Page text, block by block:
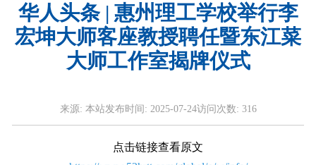
华人头条 | 惠州理工学校举行李
宏坤大师客座教授聘任暨东江菜
大师工作室揭牌仪式
来源: 本站发布时间: 2025-07-24访问次数: 316
点击链接查看原文